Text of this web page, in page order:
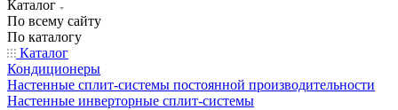
Каталог
По всему сайту
По каталогу
Каталог
Кондиционеры
Настенные сплит-системы постоянной производительности
Настенные инверторные сплит-системы